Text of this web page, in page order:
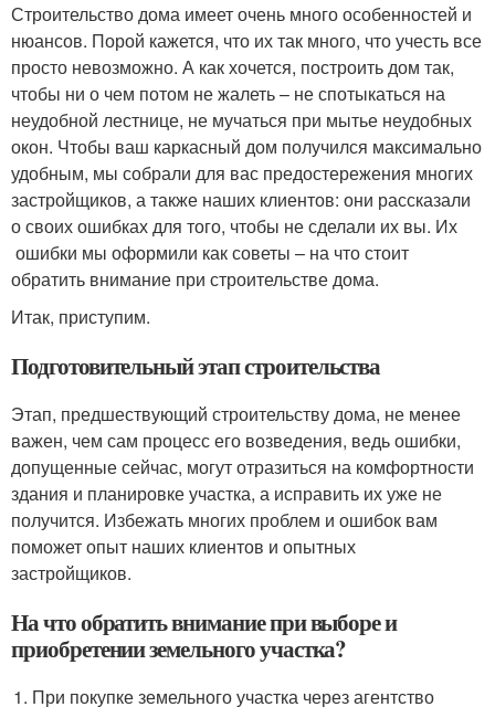
Строительство дома имеет очень много особенностей и
нюансов. Порой кажется, что их так много, что учесть все
просто невозможно. А как хочется, построить дом так,
чтобы ни о чем потом не жалеть – не спотыкаться на
неудобной лестнице, не мучаться при мытье неудобных
окон. Чтобы ваш каркасный дом получился максимально
удобным, мы собрали для вас предостережения многих
застройщиков, а также наших клиентов: они рассказали
о своих ошибках для того, чтобы не сделали их вы. Их
ошибки мы оформили как советы – на что стоит
обратить внимание при строительстве дома.
Итак, приступим.
Подготовительный этап строительства
Этап, предшествующий строительству дома, не менее
важен, чем сам процесс его возведения, ведь ошибки,
допущенные сейчас, могут отразиться на комфортности
здания и планировке участка, а исправить их уже не
получится. Избежать многих проблем и ошибок вам
поможет опыт наших клиентов и опытных
застройщиков.
На что обратить внимание при выборе и
приобретении земельного участка?
При покупке земельного участка через агентство